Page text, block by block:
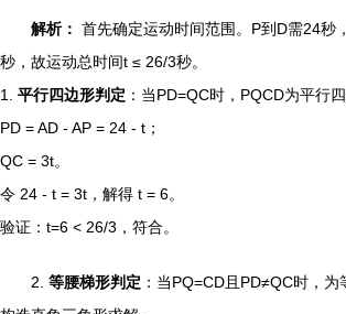
解析： 首先确定运动时间范围。P到D需24秒
秒，故运动总时间t ≤ 26/3秒。
1. 平行四边形判定 ：当PD=QC时，PQCD为平行四
PD = AD - AP = 24 - t；
QC = 3t。
令 24 - t = 3t，解得 t = 6。
验证：t=6 < 26/3，符合。
2. 等腰梯形判定 ：当PQ=CD且PD≠QC时，